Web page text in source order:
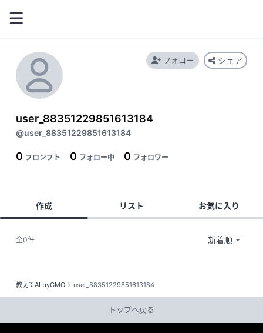
教えてAI byGMO user_88351229851613184
user_88351229851613184
@user_88351229851613184
0 プロンプト 0 フォロー中 0 フォロワー
フォロー シェア
作成 リスト お気に入り
全0件
トップへ戻る